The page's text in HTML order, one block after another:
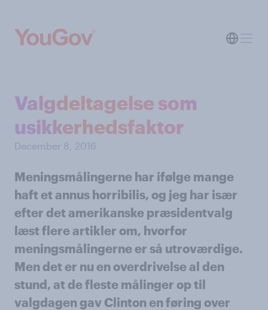
Valgdeltagelse som
usikkerhedsfaktor
December 8, 2016
Meningsmålingerne har ifølge mange
haft et annus horribilis, og jeg har især
efter det amerikanske præsidentvalg
læst flere artikler om, hvorfor
meningsmålingerne er så utroværdige.
Men det er nu en overdrivelse al den
stund, at de fleste målinger op til
valgdagen gav Clinton en føring over